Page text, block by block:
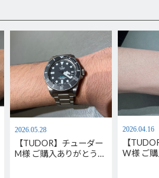
2026.05.28
【TUDOR】チューダー
M様 ご購入ありがとうご
2026.04.16
【
W様 ご